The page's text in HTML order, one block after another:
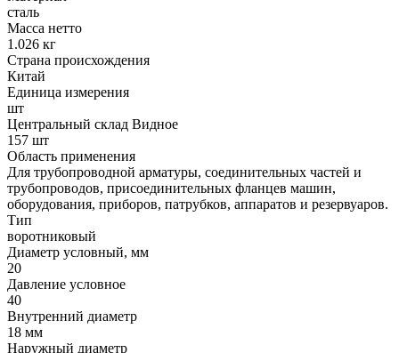
сталь
Масса нетто
1.026 кг
Страна происхождения
Китай
Единица измерения
шт
Центральный склад Видное
157 шт
Область применения
Для трубопроводной арматуры, соединительных частей и
трубопроводов, присоединительных фланцев машин,
оборудования, приборов, патрубков, аппаратов и резервуаров.
Тип
воротниковый
Диаметр условный, мм
20
Давление условное
40
Внутренний диаметр
18 мм
Наружный диаметр